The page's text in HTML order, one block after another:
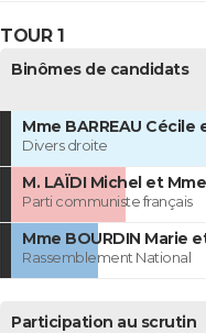
TOUR 1
Binômes de candidats
Mme BARREAU Cécile
Divers droite
M. LAÏDI Michel et
Parti communiste français
Mme BOURDIN Marie
Rassemblement National
Participation au scrutin